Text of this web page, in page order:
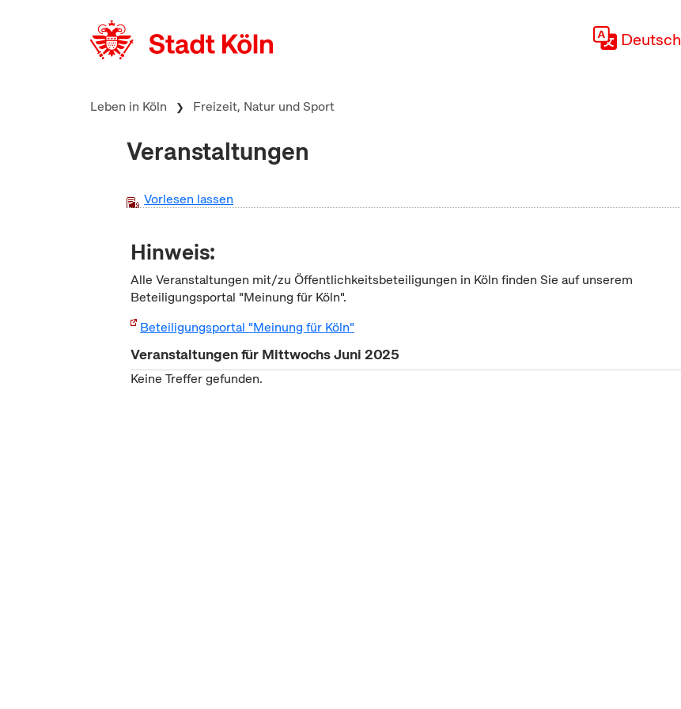
Deutsch
Leben in Köln Freizeit, Natur und Sport
Veranstaltungen
Vorlesen lassen
Hinweis:
Alle Veranstaltungen mit/zu Öffentlichkeitsbeteiligungen in Köln finden Sie auf unserem
Beteiligungsportal "Meinung für Köln".
Beteiligungsportal "Meinung für Köln"
Veranstaltungen für Mittwochs Juni 2025
Keine Treffer gefunden.